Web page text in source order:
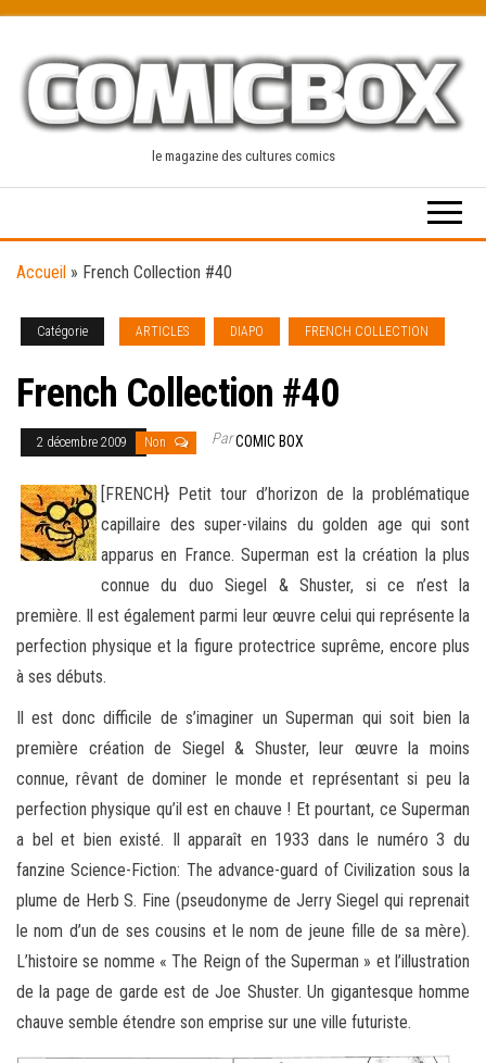
content
le magazine des cultures comics
Accueil » French Collection #40
Catégorie ARTICLES DIAPO FRENCH COLLECTION
French Collection #40
2 décembre 2009 Non ParCOMIC BOX
[FRENCH} Petit tour d’horizon de la problématique
capillaire des super-vilains du golden age qui sont
apparus en France. Superman est la création la plus
connue du duo Siegel & Shuster, si ce n’est la
première. Il est également parmi leur œuvre celui qui représente la
perfection physique et la figure protectrice suprême, encore plus
à ses débuts.
Il est donc difficile de s’imaginer un Superman qui soit bien la
première création de Siegel & Shuster, leur œuvre la moins
connue, rêvant de dominer le monde et représentant si peu la
perfection physique qu’il est en chauve ! Et pourtant, ce Superman
a bel et bien existé. Il apparaît en 1933 dans le numéro 3 du
fanzine Science-Fiction: The advance-guard of Civilization sous la
plume de Herb S. Fine (pseudonyme de Jerry Siegel qui reprenait
le nom d’un de ses cousins et le nom de jeune fille de sa mère).
L’histoire se nomme « The Reign of the Superman » et l’illustration
de la page de garde est de Joe Shuster. Un gigantesque homme
chauve semble étendre son emprise sur une ville futuriste.